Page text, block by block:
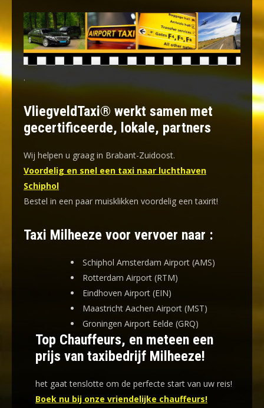
.
VliegveldTaxi® werkt samen met
gecertificeerde, lokale, partners
Wij helpen u graag in Brabant-Zuidoost.
Voordelig en snel een taxi naar luchthaven
Schiphol
Bestel in een paar muisklikken voordelig een taxirit!
Taxi Milheeze voor vervoer naar :
Schiphol Amsterdam Airport (AMS)
Rotterdam Airport (RTM)
Eindhoven Airport (EIN)
Maastricht Aachen Airport (MST)
Groningen Airport Eelde (GRQ)
Top Chauffeurs, en meteen een
prijs van taxibedrijf Milheeze!
het gaat tenslotte om de perfecte start van uw reis!
Boek nu bij onze vriendelijke chauffeurs!